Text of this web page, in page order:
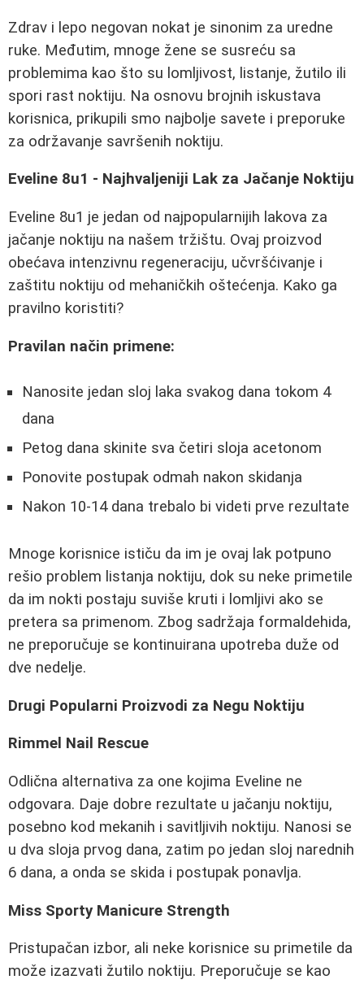
Zdrav i lepo negovan nokat je sinonim za uredne
ruke. Međutim, mnoge žene se susreću sa
problemima kao što su lomljivost, listanje, žutilo ili
spori rast noktiju. Na osnovu brojnih iskustava
korisnica, prikupili smo najbolje savete i preporuke
za održavanje savršenih noktiju.
Eveline 8u1 - Najhvaljeniji Lak za Jačanje Noktiju
Eveline 8u1 je jedan od najpopularnijih lakova za
jačanje noktiju na našem tržištu. Ovaj proizvod
obećava intenzivnu regeneraciju, učvršćivanje i
zaštitu noktiju od mehaničkih oštećenja. Kako ga
pravilno koristiti?
Pravilan način primene:
Nanosite jedan sloj laka svakog dana tokom 4
dana
Petog dana skinite sva četiri sloja acetonom
Ponovite postupak odmah nakon skidanja
Nakon 10-14 dana trebalo bi videti prve rezultate
Mnoge korisnice ističu da im je ovaj lak potpuno
rešio problem listanja noktiju, dok su neke primetile
da im nokti postaju suviše kruti i lomljivi ako se
pretera sa primenom. Zbog sadržaja formaldehida,
ne preporučuje se kontinuirana upotreba duže od
dve nedelje.
Drugi Popularni Proizvodi za Negu Noktiju
Rimmel Nail Rescue
Odlična alternativa za one kojima Eveline ne
odgovara. Daje dobre rezultate u jačanju noktiju,
posebno kod mekanih i savitljivih noktiju. Nanosi se
u dva sloja prvog dana, zatim po jedan sloj narednih
6 dana, a onda se skida i postupak ponavlja.
Miss Sporty Manicure Strength
Pristupačan izbor, ali neke korisnice su primetile da
može izazvati žutilo noktiju. Preporučuje se kao